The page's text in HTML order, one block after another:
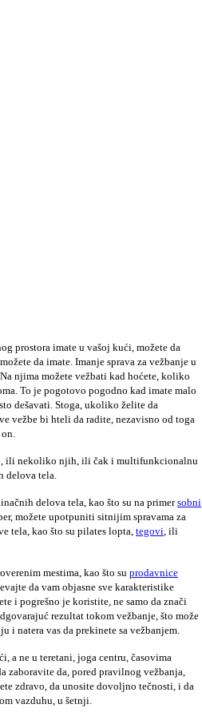
prostora imate u vašoj kući, možete da
da imate. Imanje sprava za vežbanje u
njima možete vežbati kad hoćete, koliko
To je pogotovo pogodno kad imate malo
dešavati. Stoga, ukoliko želite da
vežbe bi hteli da radite, nezavisno od toga
ili nekoliko njih, ili čak i multifunkcionalnu
delova tela.
delova tela, kao što su na primersobni
možete upotpuniti sitnijim spravama za
tela, kao što su pilates lopta, tegovi, ili
mestima, kao što su prodavnice
da vam objasne sve karakteristike
i pogrešno je koristite, ne samo da znači
rezultat tokom vežbanje, što može
i natera vas da prekinete sa vežbanjem.
a ne u teretani, joga centru, časovima
zaboravite da, pored pravilnog vežbanja,
zdravo, da unosite dovoljno tečnosti, i da
vazduhu, u šetnji.